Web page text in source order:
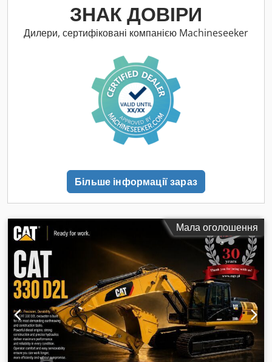
ЗНАК ДОВІРИ
Дилери, сертифіковані компанією Machineseeker
Більше інформації зараз
Мала оголошення